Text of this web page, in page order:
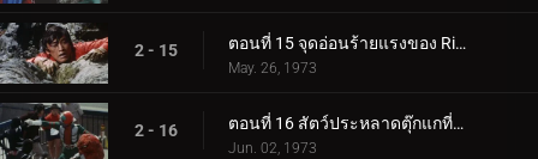
2 - 15 ตอนที่ 15 จุดอ่อนร้ายแรงของ Rider V3!!
May. 26, 1973
2 - 16 ตอนที่ 16 สัตว์ประหลาดตุ๊กแกที่มีขีปนาวุธอยู่บนหลัง!
Jun. 02, 1973